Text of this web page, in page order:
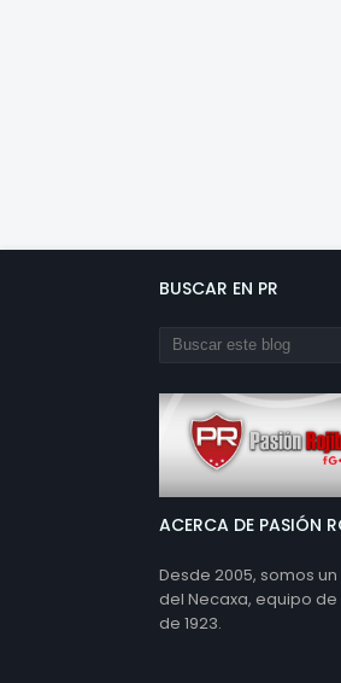
BUSCAR EN PR
ACERCA DE PASIÓN
Desde 2005, somos
del Necaxa, equipo de
de 1923.